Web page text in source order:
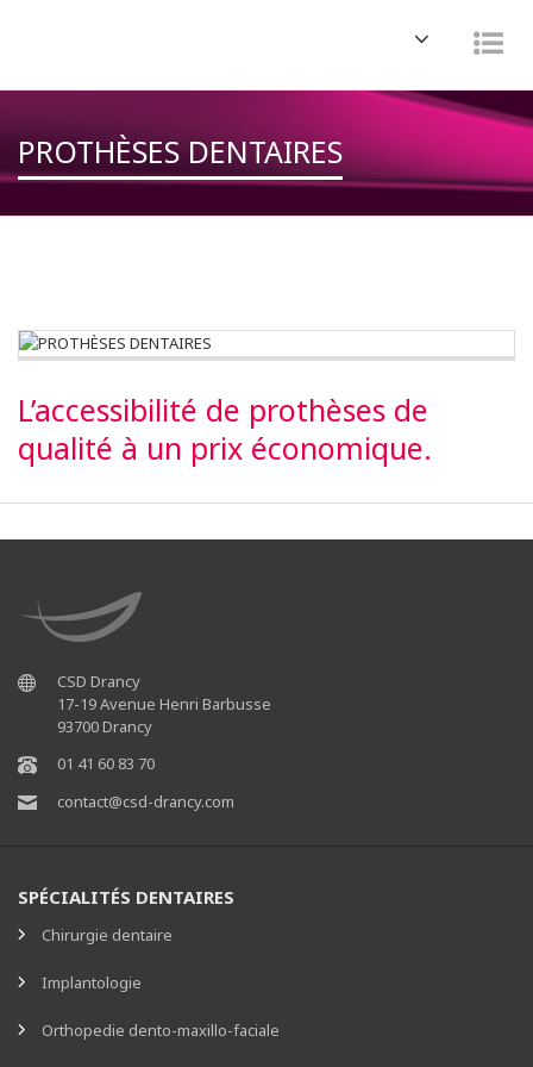
Navigation
PROTHÈSES DENTAIRES
L’accessibilité de prothèses de
qualité à un prix économique.
CSD Drancy
17-19 Avenue Henri Barbusse
93700 Drancy
01 41 60 83 70
contact@csd-drancy.com
SPÉCIALITÉS DENTAIRES
Chirurgie dentaire
Implantologie
Orthopedie dento-maxillo-faciale